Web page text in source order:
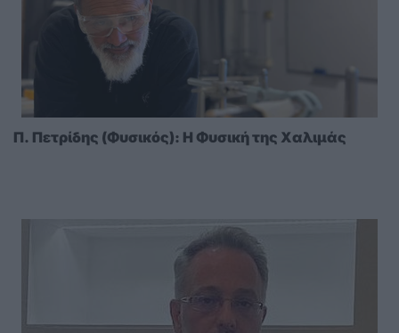
Π. Πετρίδης (Φυσικός): Η Φυσική της Χαλιμάς